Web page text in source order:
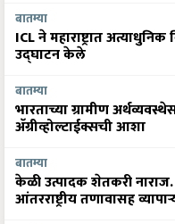
बातम्या
ICL ने महाराष्ट्रात
उद्घाटन केले
बातम्या
भारताच्या ग्रामीण
अ‍ॅग्रीव्होल्टाईक्सची आशा
बातम्या
केळी उत्पादक शेतकरी
आंतरराष्ट्रीय तणावासह